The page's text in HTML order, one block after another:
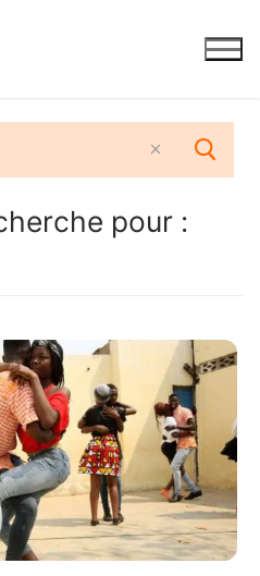
pour :